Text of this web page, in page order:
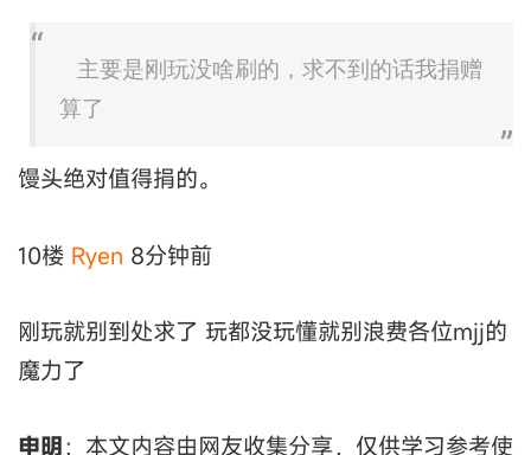
主要是刚玩没啥刷的，求不到的话我捐赠
算了
馒头绝对值得捐的。
10楼 Ryen 8分钟前
刚玩就别到处求了 玩都没玩懂就别浪费各位mjj的
魔力了
申明 ：本文内容由网友收集分享，仅供学习参考使